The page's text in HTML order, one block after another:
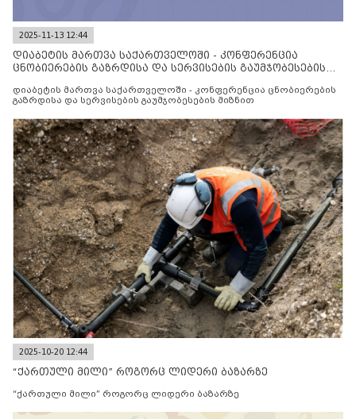
2025-11-13 12:44
დიაბეტის მართვა საქართველოში - კონფერენცია
ცნობიერების გაზრდისა და სერვისების გაუმჯობესების
დიაბეტის მართვა საქართველოში - კონფერენცია ცნობიერების
გაზრდისა და სერვისების გაუმჯობესების მიზნით
2025-10-20 12:44
“ქართული მილი” როგორც ლიდერი ბაზარზე
“ქართული მილი” როგორც ლიდერი ბაზარზე